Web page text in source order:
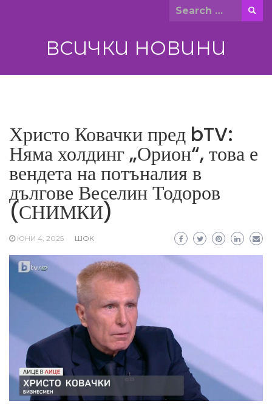
Search
ВСИЧКИ НОВИНИ
Христо Ковачки пред bTV:
Няма холдинг „Орион“, това е
вендета на потъналия в
дългове Веселин Тодоров
(СНИМКИ)
ЮНИ 4, 2025 ШОК